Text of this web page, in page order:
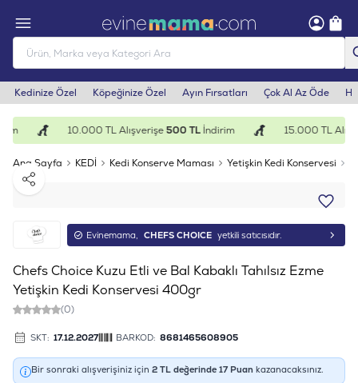
Kedinize Özel Köpeğinize Özel Ayın Fırsatları Çok Al Az Öde
10.000 TL Alışverişe500 TLİndirim 15.000 TL
Ana Sayfa KEDİ Kedi Konserve Maması Yetişkin Kedi Konservesi
Paylaş
Evinemama, CHEFS CHOICE yetkili satıcısıdır.
Chefs Choice Kuzu Etli ve Bal Kabaklı Tahılsız Ezme
Yetişkin Kedi Konservesi 400gr
(0)
SKT: 17.12.2027 BARKOD: 8681465608905
Bir sonraki alışverişiniz için 2 TL değerinde 17Puan kazanacaksınız.